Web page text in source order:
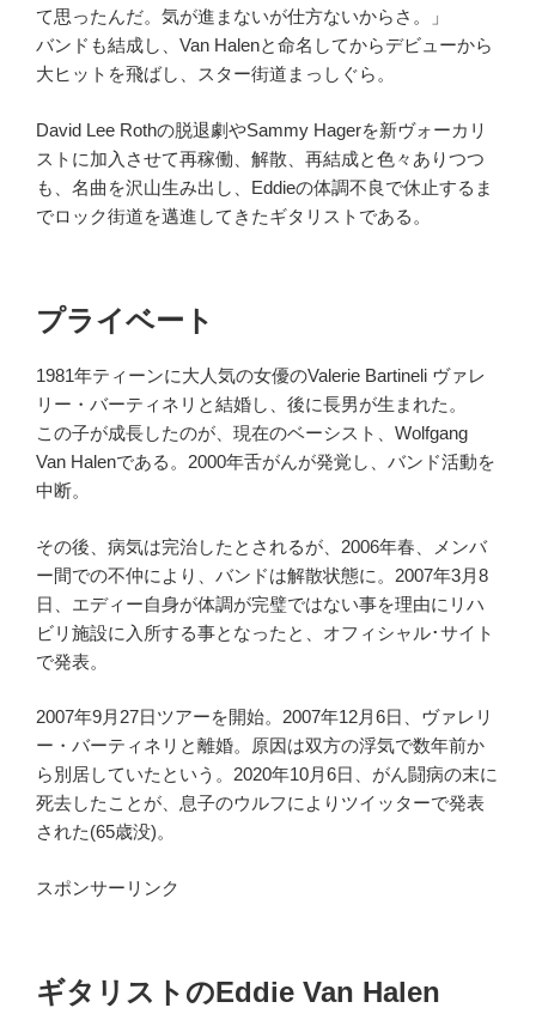
て思ったんだ。気が進まないが仕方ないからさ。」
バンドも結成し、Van Halenと命名してからデビューから
大ヒットを飛ばし、スター街道まっしぐら。
David Lee Rothの脱退劇やSammy Hagerを新ヴォーカリ
ストに加入させて再稼働、解散、再結成と色々ありつつ
も、名曲を沢山生み出し、Eddieの体調不良で休止するま
でロック街道を邁進してきたギタリストである。
プライベート
1981年ティーンに大人気の女優のValerie Bartineli ヴァレ
リー・バーティネリと結婚し、後に長男が生まれた。
この子が成長したのが、現在のベーシスト、Wolfgang
Van Halenである。2000年舌がんが発覚し、バンド活動を
中断。
その後、病気は完治したとされるが、2006年春、メンバ
ー間での不仲により、バンドは解散状態に。2007年3月8
日、エディー自身が体調が完璧ではない事を理由にリハ
ビリ施設に入所する事となったと、オフィシャル･サイト
で発表。
2007年9月27日ツアーを開始。2007年12月6日、ヴァレリ
ー・バーティネリと離婚。原因は双方の浮気で数年前か
ら別居していたという。2020年10月6日、がん闘病の末に
死去したことが、息子のウルフによりツイッターで発表
された(65歳没)。
スポンサーリンク
ギタリストのEddie Van Halen